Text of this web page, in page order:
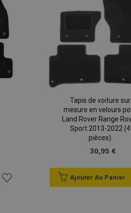
d'achats
Tapis de voiture sur
mesure en velours
Land Rover Range
Sport 2013-2022 (4
pièces)
30,95 €
Ajouter Au Panier